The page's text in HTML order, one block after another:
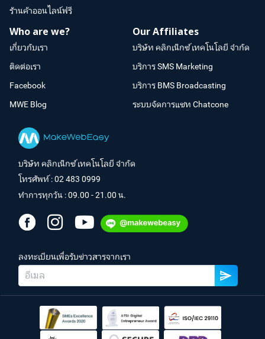
ร้านค้าออนไลน์ฟรี
Who are we?
เกี่ยวกับเรา
ติดต่อเรา
Facebook
MWE Blog
Our Affiliates
บริษัท คลิกเน็กซ์ เทคโนโลยี จำกัด
บริการ SMS Marketing
บริการ BMS Broadcasting
ระบบจัดการแชท Chatcone
บริษัท คลิกเน็กซ์ เทคโนโลยี จำกัด
โทรศัพท์ :02 483 0999
ทำการทุกวัน : 09.00 - 21.00 น.
ลงทะเบียนเพื่อรับข่าวสารจากเรา